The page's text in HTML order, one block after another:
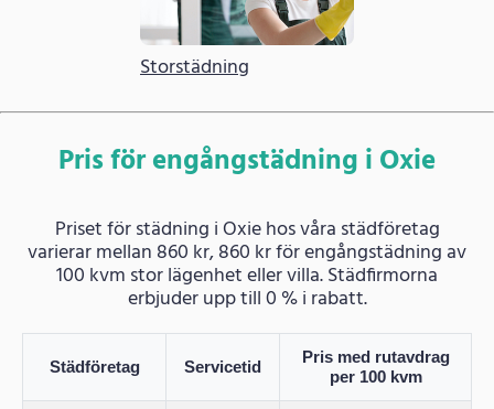
Storstädning
Pris för engångstädning i Oxie
Priset för städning i Oxie hos våra städföretag
varierar mellan 860 kr, 860 kr för engångstädning av
100 kvm stor lägenhet eller villa. Städfirmorna
erbjuder upp till 0 % i rabatt.
Städföretag Servicetid
Pris med rutavdrag
per 100 kvm